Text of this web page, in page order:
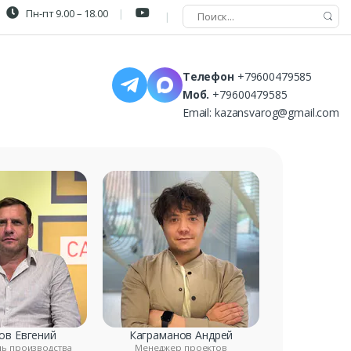
Пн-пт 9.00 – 18.00
Телефон +79600479585
Моб. +79600479585
Email: kazansvarog@gmail.com
Евгений
производства
Каграманов Андрей
Менеджер проектов